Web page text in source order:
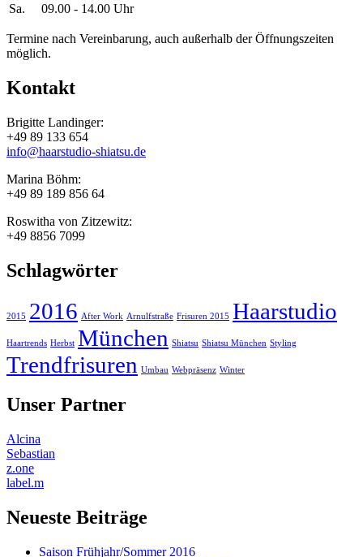
Sa.
09.00 - 14.00 Uhr
Termine nach Vereinbarung, auch außerhalb der Öffnungszeiten
möglich.
Kontakt
Brigitte Landinger:
+49 89 133 654
info@haarstudio-shiatsu.de
Marina Böhm:
+49 89 189 856 64
Roswitha von Zitzewitz:
+49 8856 7099
Schlagwörter
2015 2016 After Work Arnulfstraße Frisuren 2015 Haarstudio
Haartrends Herbst München Shiatsu Shiatsu München Styling
Trendfrisuren Umbau Webpräsenz Winter
Unser Partner
Alcina
Sebastian
z.one
label.m
Neueste Beiträge
Saison Frühjahr/Sommer 2016